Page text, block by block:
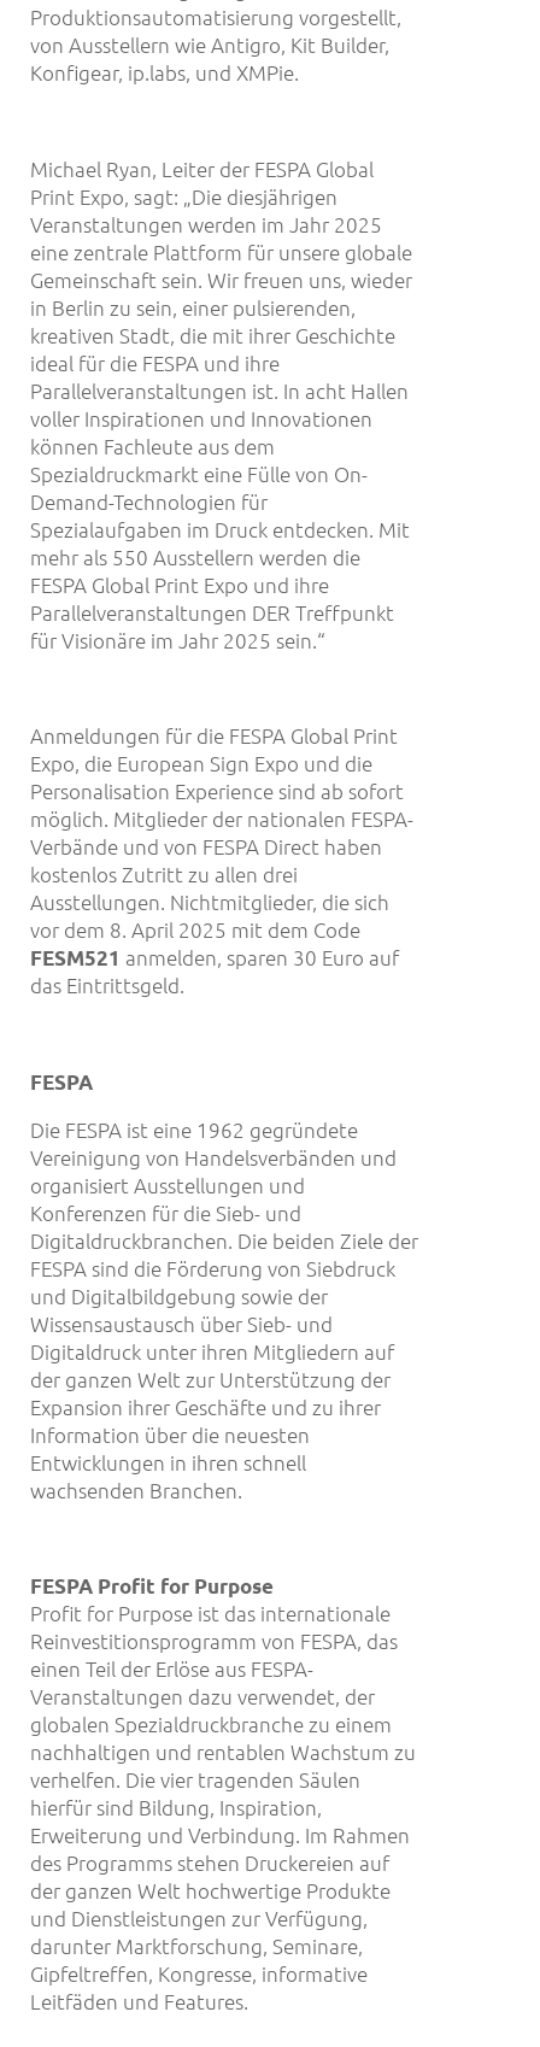
Produktionsautomatisierung vorgestellt,
von Ausstellern wie Antigro, Kit Builder,
Konfigear, ip.labs, und XMPie.
Michael Ryan, Leiter der FESPA Global
Print Expo, sagt: „Die diesjährigen
Veranstaltungen werden im Jahr 2025
eine zentrale Plattform für unsere globale
Gemeinschaft sein. Wir freuen uns, wieder
in Berlin zu sein, einer pulsierenden,
kreativen Stadt, die mit ihrer Geschichte
ideal für die FESPA und ihre
Parallelveranstaltungen ist. In acht Hallen
voller Inspirationen und Innovationen
können Fachleute aus dem
Spezialdruckmarkt eine Fülle von On-
Demand-Technologien für
Spezialaufgaben im Druck entdecken. Mit
mehr als 550 Ausstellern werden die
FESPA Global Print Expo und ihre
Parallelveranstaltungen DER Treffpunkt
für Visionäre im Jahr 2025 sein.“
Anmeldungen für die FESPA Global Print
Expo, die European Sign Expo und die
Personalisation Experience sind ab sofort
möglich. Mitglieder der nationalen FESPA-
Verbände und von FESPA Direct haben
kostenlos Zutritt zu allen drei
Ausstellungen. Nichtmitglieder, die sich
vor dem 8. April 2025 mit dem Code
FESM521 anmelden, sparen 30 Euro auf
das Eintrittsgeld.
FESPA
Die FESPA ist eine 1962 gegründete
Vereinigung von Handelsverbänden und
organisiert Ausstellungen und
Konferenzen für die Sieb- und
Digitaldruckbranchen. Die beiden Ziele der
FESPA sind die Förderung von Siebdruck
und Digitalbildgebung sowie der
Wissensaustausch über Sieb- und
Digitaldruck unter ihren Mitgliedern auf
der ganzen Welt zur Unterstützung der
Expansion ihrer Geschäfte und zu ihrer
Information über die neuesten
Entwicklungen in ihren schnell
wachsenden Branchen.
FESPA Profit for Purpose
Profit for Purpose ist das internationale
Reinvestitionsprogramm von FESPA, das
einen Teil der Erlöse aus FESPA-
Veranstaltungen dazu verwendet, der
globalen Spezialdruckbranche zu einem
nachhaltigen und rentablen Wachstum zu
verhelfen. Die vier tragenden Säulen
hierfür sind Bildung, Inspiration,
Erweiterung und Verbindung. Im Rahmen
des Programms stehen Druckereien auf
der ganzen Welt hochwertige Produkte
und Dienstleistungen zur Verfügung,
darunter Marktforschung, Seminare,
Gipfeltreffen, Kongresse, informative
Leitfäden und Features.